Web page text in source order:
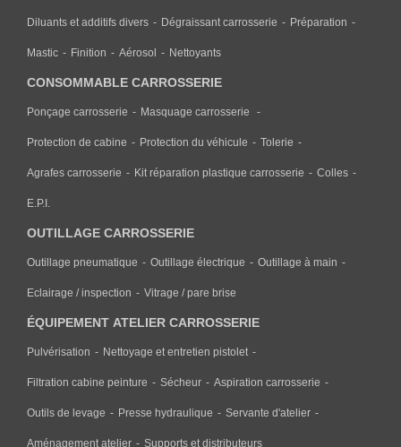
Diluants et additifs divers Dégraissant carrosserie Préparation
Mastic Finition Aérosol Nettoyants
CONSOMMABLE CARROSSERIE
Ponçage carrosserie Masquage carrosserie
Protection de cabine Protection du véhicule Tolerie
Agrafes carrosserie Kit réparation plastique carrosserie Colles
E.P.I.
OUTILLAGE CARROSSERIE
Outillage pneumatique Outillage électrique Outillage à main
Eclairage / inspection Vitrage / pare brise
ÉQUIPEMENT ATELIER CARROSSERIE
Pulvérisation Nettoyage et entretien pistolet
Filtration cabine peinture Sécheur Aspiration carrosserie
Outils de levage Presse hydraulique Servante d'atelier
Aménagement atelier Supports et distributeurs